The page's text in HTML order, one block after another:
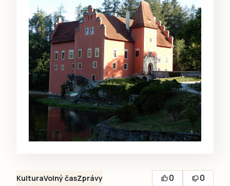
KulturaVolný časZprávy 0
0